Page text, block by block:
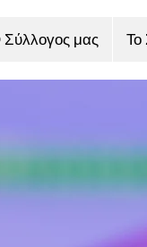
μας Το